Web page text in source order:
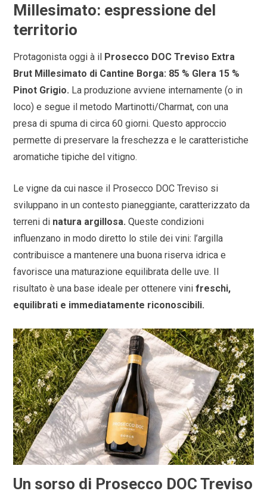
Millesimato: espressione del
territorio
Protagonista oggi à il Prosecco DOC Treviso Extra
Brut Millesimato di Cantine Borga: 85 % Glera 15 %
Pinot Grigio. La produzione avviene internamente (o in
loco) e segue il metodo Martinotti/Charmat, con una
presa di spuma di circa 60 giorni. Questo approccio
permette di preservare la freschezza e le caratteristiche
aromatiche tipiche del vitigno.
Le vigne da cui nasce il Prosecco DOC Treviso si
sviluppano in un contesto pianeggiante, caratterizzato da
terreni di natura argillosa. Queste condizioni
influenzano in modo diretto lo stile dei vini: l’argilla
contribuisce a mantenere una buona riserva idrica e
favorisce una maturazione equilibrata delle uve. Il
risultato è una base ideale per ottenere vinifreschi,
equilibrati e immediatamente riconoscibili.
Un sorso di Prosecco DOC Treviso